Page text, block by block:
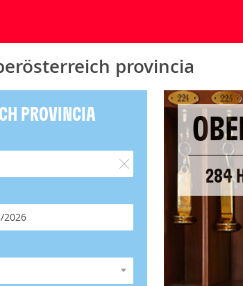
provincia
PROVINCIA
284